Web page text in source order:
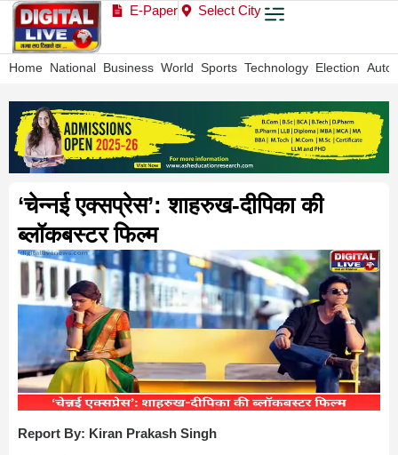
E-Paper Select City
Home National Business World Sports Technology Election Auto
‘चेन्नई एक्सप्रेस’: शाहरुख-दीपिका की
ब्लॉकबस्टर फिल्म
Report By: Kiran Prakash Singh